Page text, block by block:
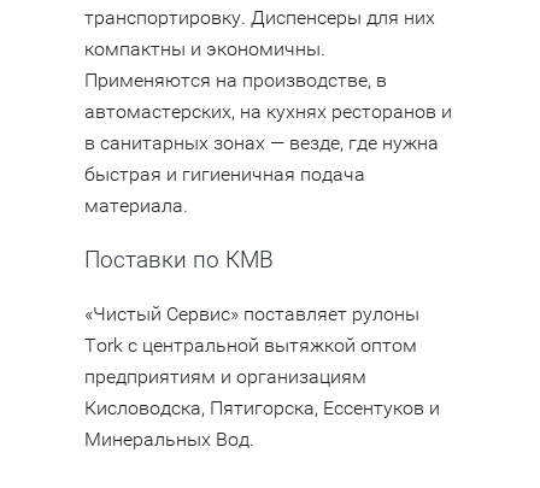
транспортировку. Диспенсеры для них
компактны и экономичны.
Применяются на производстве, в
автомастерских, на кухнях ресторанов и
в санитарных зонах — везде, где нужна
быстрая и гигиеничная подача
материала.
Поставки по КМВ
«Чистый Сервис» поставляет рулоны
Tork с центральной вытяжкой оптом
предприятиям и организациям
Кисловодска, Пятигорска, Ессентуков и
Минеральных Вод.